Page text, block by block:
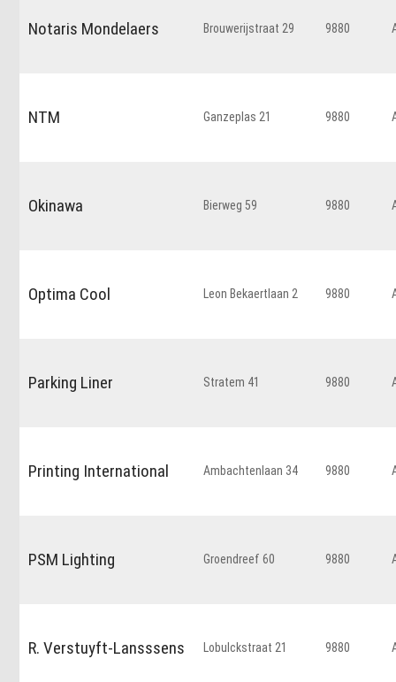
Notaris Mondelaers Brouwerijstraat 29 9880
NTM Ganzeplas 21 9880
Okinawa Bierweg 59 9880
Optima Cool Leon Bekaertlaan 2 9880
Parking Liner Stratem 41 9880
Printing International Ambachtenlaan 34 9880
PSM Lighting Groendreef 60 9880
R. Verstuyft-Lansssens Lobulckstraat 21 9880